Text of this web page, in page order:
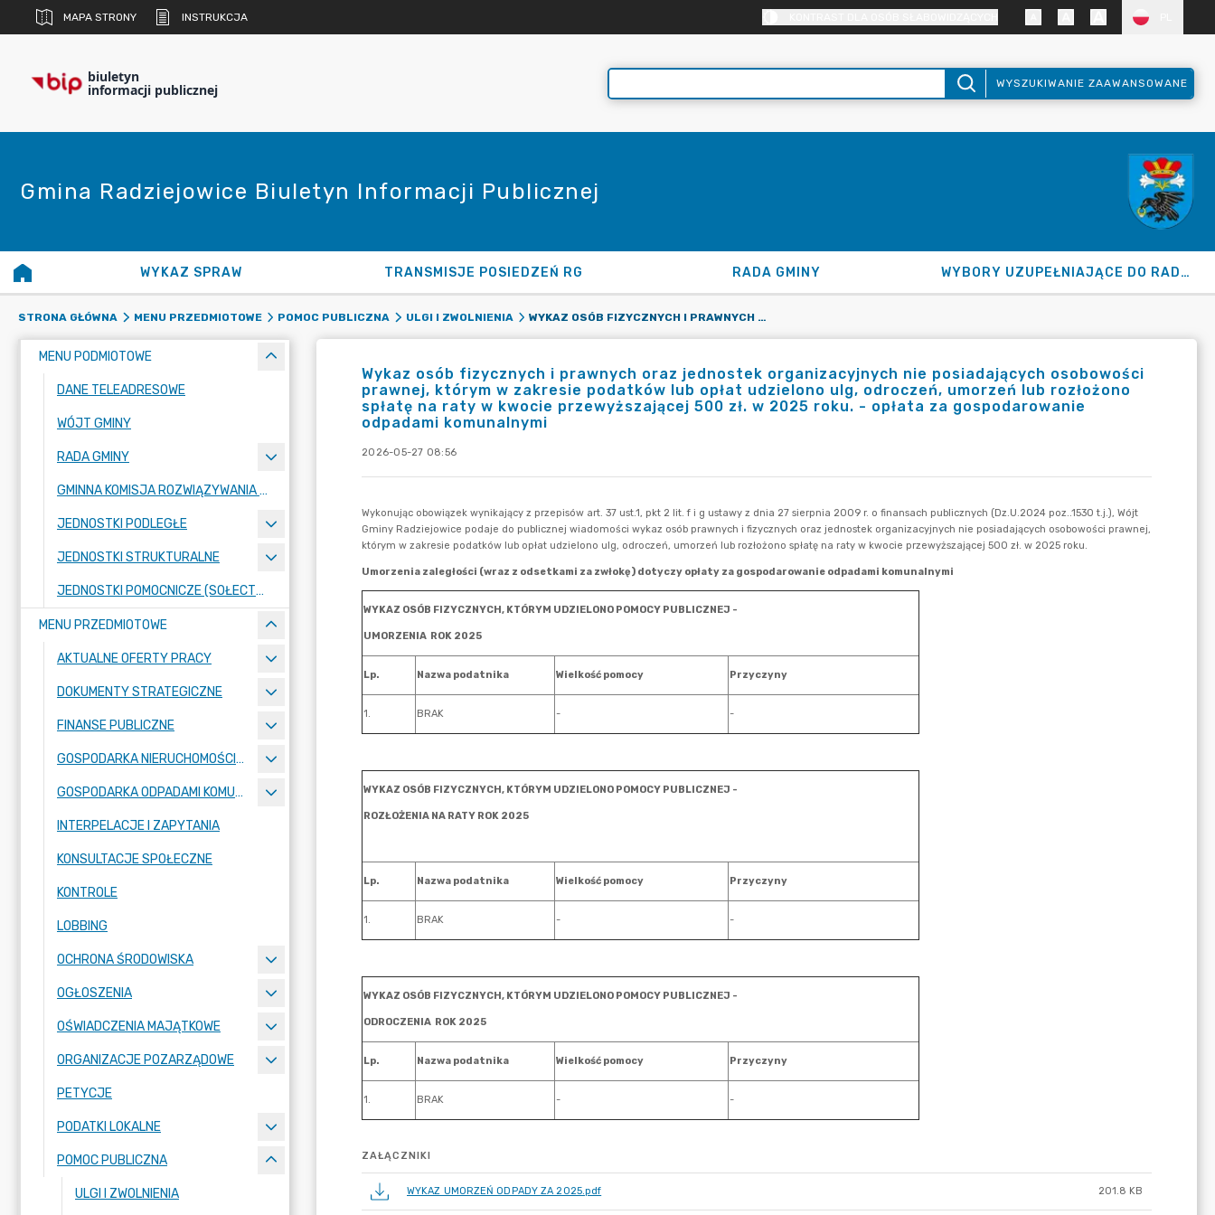
MAPA STRONY INSTRUKCJA
biuletyn
informacji publicznej WYSZUKIWANIE ZAAWANSOWANE
Gmina Radziejowice Biuletyn Informacji Publicznej
WYKAZ SPRAW TRANSMISJE POSIEDZEŃ RG RADA GMINY WYBORY UZUPEŁNIAJĄCE DO RADY GMINY 2026
STRONA GŁÓWNA MENU PRZEDMIOTOWE POMOC PUBLICZNA ULGI I ZWOLNIENIA WYKAZ OSÓB FIZYCZNYCH I PRAWNYCH ORAZ JEDNOSTEK ORGANIZACYJNYCH NIE POSIADAJĄCYCH OSOBOWOŚCI PRAWNEJ, KTÓRYM W ZAKRESIE PODATKÓW LUB OPŁAT UDZIELONO ULG, ODROCZEŃ, UMORZEŃ LUB ROZŁOŻONO SPŁATĘ NA RATY W KWOCIE PRZEWYŻSZAJĄCEJ 500 ZŁ. W 2025 ROKU. - OPŁATA ZA GOSPODAROWANIE ODPADAMI KOMUNALNYMI
MENU PODMIOTOWE
DANE TELEADRESOWE
WÓJT GMINY
RADA GMINY
GMINNA KOMISJA ROZWIĄZYWANIA PROBLEMÓW ALKOHOLOWYCH
JEDNOSTKI PODLEGŁE
JEDNOSTKI STRUKTURALNE
JEDNOSTKI POMOCNICZE (SOŁECTWA)
MENU PRZEDMIOTOWE
AKTUALNE OFERTY PRACY
DOKUMENTY STRATEGICZNE
FINANSE PUBLICZNE
GOSPODARKA NIERUCHOMOŚCIAMI
GOSPODARKA ODPADAMI KOMUNALNYMI
INTERPELACJE I ZAPYTANIA
KONSULTACJE SPOŁECZNE
KONTROLE
LOBBING
OCHRONA ŚRODOWISKA
OGŁOSZENIA
OŚWIADCZENIA MAJĄTKOWE
ORGANIZACJE POZARZĄDOWE
PETYCJE
PODATKI LOKALNE
POMOC PUBLICZNA
ULGI I ZWOLNIENIA
Wykaz osób fizycznych i prawnych oraz jednostek organizacyjnych nie posiadających osobowości
prawnej, którym w zakresie podatków lub opłat udzielono ulg, odroczeń, umorzeń lub rozłożono
spłatę na raty w kwocie przewyższającej 500 zł. w 2025 roku. - opłata za gospodarowanie
odpadami komunalnymi
2026-05-27 08:56
ZAŁĄCZNIKI
WYKAZ UMORZEŃ ODPADY ZA 2025.pdf 201.8 KB